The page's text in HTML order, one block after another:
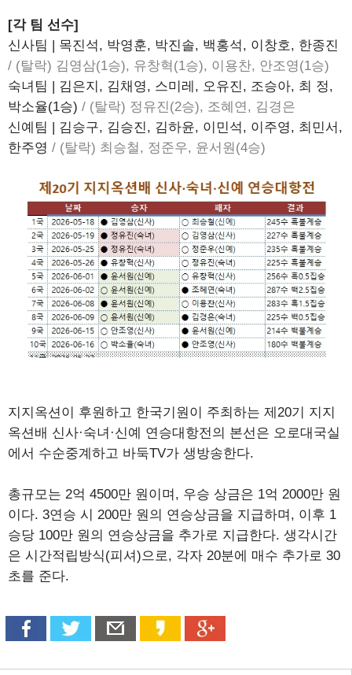
[각 팀 선수]
신사팀 | 목진석, 박영훈, 박진솔, 백홍석, 이창호, 한종진
/ (탈락) 김영삼(1승), 유창혁(1승), 이용찬, 안조영(1승)
숙녀팀 | 김은지, 김채영, 스미레, 오유진, 조승아, 최 정,
박소율(1승) / (탈락) 정유진(2승), 조혜연, 김경은
신예팀 | 김승구, 김승진, 김하윤, 이민석, 이주영, 최민서,
한주영 / (탈락) 최승철, 정준우, 윤서원(4승)
지지옥션이 후원하고 한국기원이 주최하는 제20기 지지
옥션배 신사·숙녀·신예 연승대항전의 본선은 오로대국실
에서 수순중계하고 바둑TV가 생방송한다.
총규모는 2억 4500만 원이며, 우승 상금은 1억 2000만 원
이다. 3연승 시 200만 원의 연승상금을 지급하며, 이후 1
승당 100만 원의 연승상금을 추가로 지급한다. 생각시간
은 시간적립방식(피셔)으로, 각자 20분에 매수 추가로 30
초를 준다.